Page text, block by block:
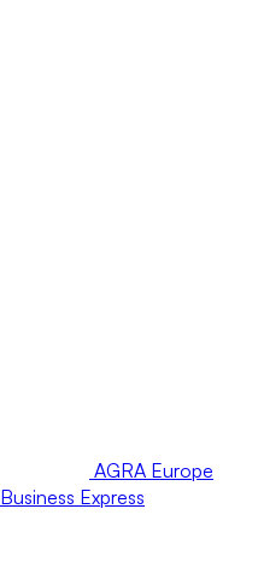
AGRA Europe
Business Express